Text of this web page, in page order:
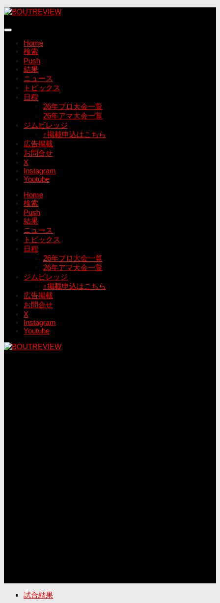
コ
テ
Home
検索
Push
結果
ニュース
トピックス
日程
26年プロ大会一覧
26年アマ大会一覧
ジムビレッジ
↑掲載申込はこちら
広告掲載
お問合せ
X
Instagram
Youtube
Home
検索
Push
結果
ニュース
トピックス
日程
26年プロ大会一覧
26年アマ大会一覧
ジムビレッジ
↑掲載申込はこちら
広告掲載
お問合せ
X
Instagram
Youtube
試合結果